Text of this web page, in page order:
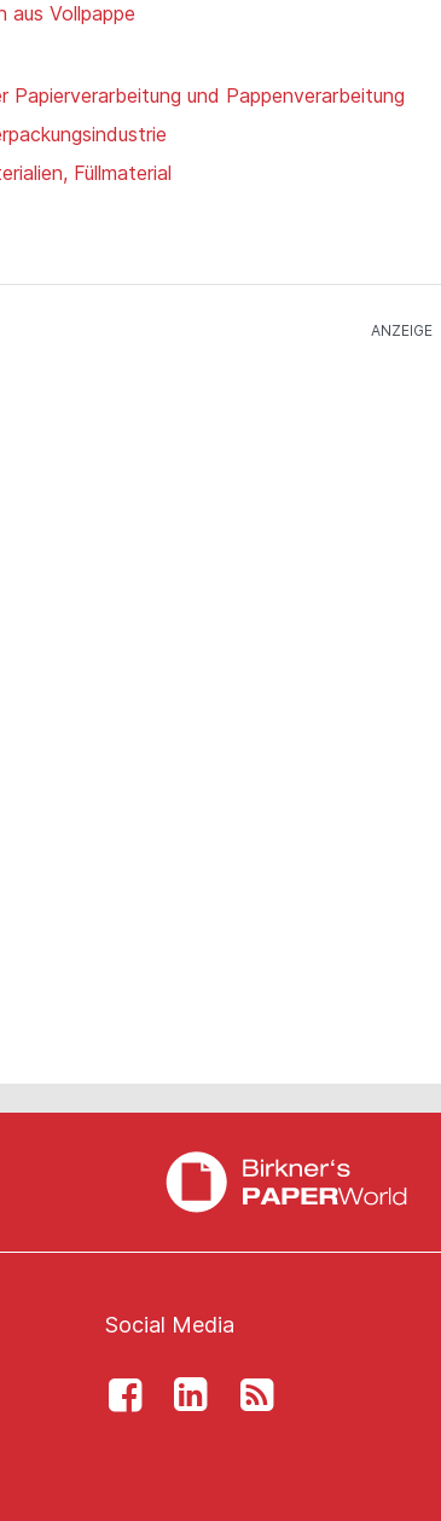
aus Vollpappe
Papierverarbeitung und Pappenverarbeitung
Füllmaterial
Social Media